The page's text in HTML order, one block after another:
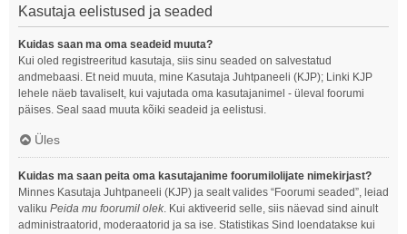
Kasutaja eelistused ja seaded
Kuidas saan ma oma seadeid muuta?
Kui oled registreeritud kasutaja, siis sinu seaded on salvestatud
andmebaasi. Et neid muuta, mine Kasutaja Juhtpaneeli (KJP); Linki KJP
lehele näeb tavaliselt, kui vajutada oma kasutajanimel - üleval foorumi
päises. Seal saad muuta kõiki seadeid ja eelistusi.
Üles
Kuidas ma saan peita oma kasutajanime foorumilolijate nimekirjast?
Minnes Kasutaja Juhtpaneeli (KJP) ja sealt valides “Foorumi seaded”, leiad
valiku Peida mu foorumil olek. Kui aktiveerid selle, siis näevad sind ainult
administraatorid, moderaatorid ja sa ise. Statistikas Sind loendatakse kui